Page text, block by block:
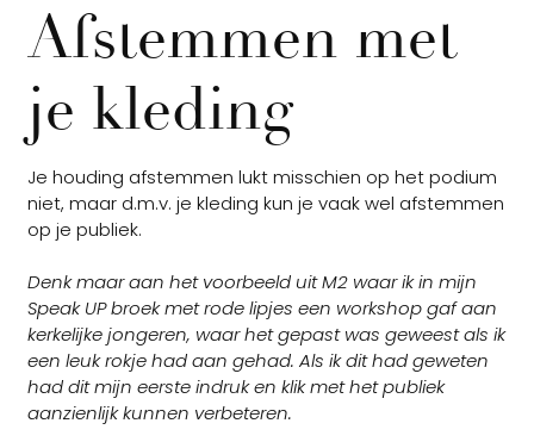
Afstemmen met
je kleding
Je houding afstemmen lukt misschien op het podium
niet, maar d.m.v. je kleding kun je vaak wel afstemmen
op je publiek.
Denk maar aan het voorbeeld uit M2 waar ik in mijn
Speak UP broek met rode lipjes een workshop gaf aan
kerkelijke jongeren, waar het gepast was geweest als ik
een leuk rokje had aan gehad. Als ik dit had geweten
had dit mijn eerste indruk en klik met het publiek
aanzienlijk kunnen verbeteren.